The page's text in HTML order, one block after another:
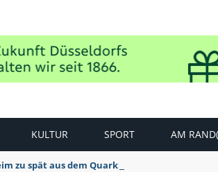
KULTUR SPORT AM
zu spät aus dem Quark: 1:2 Niederlage